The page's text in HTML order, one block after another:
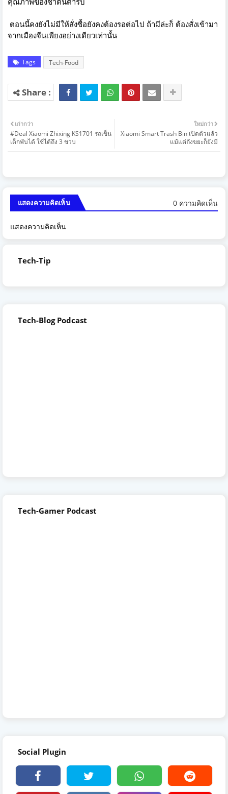
ตอนนี้คงยังไม่มีให้สั่งซื้อยังคงต้องรอต่อไป ถ้ามีล่ะก็ ต้องสั่งเข้ามา
จากเมืองจีนเพียงอย่างเดียวเท่านั้น
Tags Tech-Food
ใหม่กว่า
Xiaomi Smart Trash Bin เปิดตัวแล้ว
แม้แต่ถังขยะก็ยังมี
เก่ากว่า
#Deal Xiaomi Zhixing KS1701 รถเข็น
เด็กพับได้ ใช้ได้ถึง 3 ขวบ
แสดงความคิดเห็น 0 ความคิดเห็น
แสดงความคิดเห็น
Tech-Tip
Tech-Blog Podcast
Tech-Gamer Podcast
Social Plugin